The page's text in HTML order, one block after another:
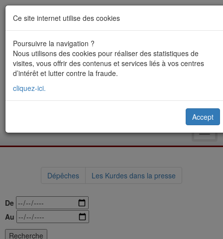
Dépêches Les Kurdes dans la presse
De
Au
Ce site internet utilise des cookies
Poursuivre la navigation ?
Nous utilisons des cookies pour réaliser des statistiques de
visites, vous offrir des contenus et services liés à vos centres
d’intérêt et lutter contre la fraude.
cliquez-ici.
Accept